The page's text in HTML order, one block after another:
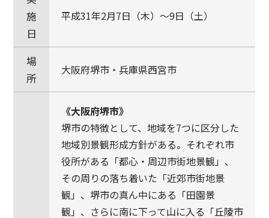
施
日
平成31年2月7日（木）～9日（土）
場
所
大阪府堺市・兵庫県西宮市
《大阪府堺市》
堺市の特徴として、地域を7つに区分した
地域別景観形成方針がある。それぞれ市
役所がある「都心・周辺市街地景観」、
その周りの落ち着いた「近郊市街地景
観」、堺市の真ん中にある「田園景
観」、さらに南に下って山に入る「丘陵市